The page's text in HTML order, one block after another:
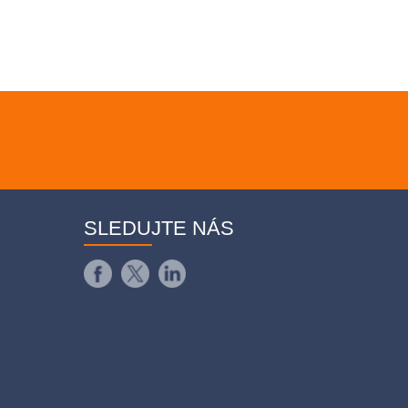
SLEDUJTE NÁS